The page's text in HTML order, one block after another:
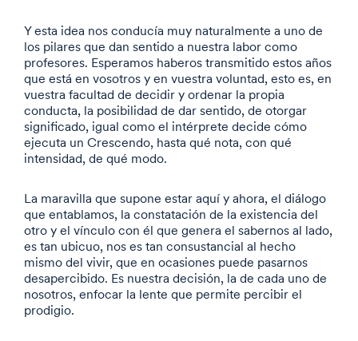
Y esta idea nos conducía muy naturalmente a uno de
los pilares que dan sentido a nuestra labor como
profesores. Esperamos haberos transmitido estos años
que está en vosotros y en vuestra voluntad, esto es, en
vuestra facultad de decidir y ordenar la propia
conducta, la posibilidad de dar sentido, de otorgar
significado, igual como el intérprete decide cómo
ejecuta un Crescendo, hasta qué nota, con qué
intensidad, de qué modo.
La maravilla que supone estar aquí y ahora, el diálogo
que entablamos, la constatación de la existencia del
otro y el vínculo con él que genera el sabernos al lado,
es tan ubicuo, nos es tan consustancial al hecho
mismo del vivir, que en ocasiones puede pasarnos
desapercibido. Es nuestra decisión, la de cada uno de
nosotros, enfocar la lente que permite percibir el
prodigio.